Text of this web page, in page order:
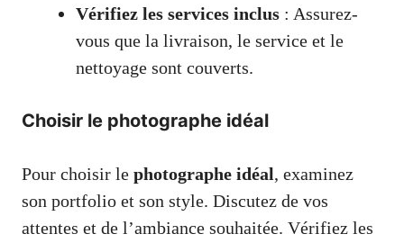
Vérifiez les services inclus : Assurez-
vous que la livraison, le service et le
nettoyage sont couverts.
Choisir le photographe idéal
Pour choisir le photographe idéal, examinez
son portfolio et son style. Discutez de vos
attentes et de l’ambiance souhaitée. Vérifiez les